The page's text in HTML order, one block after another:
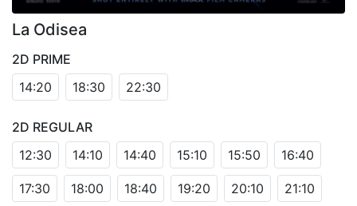
La Odisea
2D PRIME
14:20
18:30 22:30
2D REGULAR
12:30
14:10 14:40 15:10 15:50 16:40
17:30 18:00 18:40 19:20 20:10 21:10